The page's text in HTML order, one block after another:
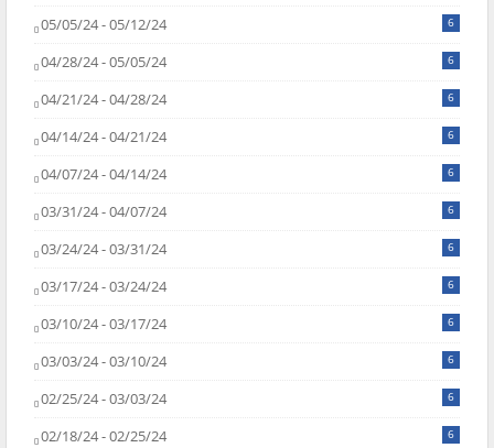
05/05/24 - 05/12/24 6
04/28/24 - 05/05/24 6
04/21/24 - 04/28/24 6
04/14/24 - 04/21/24 6
04/07/24 - 04/14/24 6
03/31/24 - 04/07/24 6
03/24/24 - 03/31/24 6
03/17/24 - 03/24/24 6
03/10/24 - 03/17/24 6
03/03/24 - 03/10/24 6
02/25/24 - 03/03/24 6
02/18/24 - 02/25/24 6